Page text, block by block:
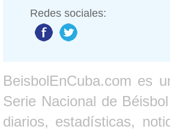
Redes sociales:
BeisbolEnCuba.com es
Serie Nacional de
diarios, estadísticas,